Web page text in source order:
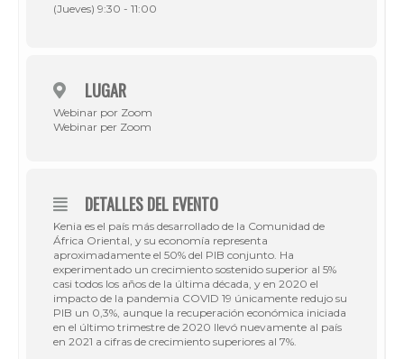
(Jueves) 9:30 - 11:00
LUGAR
Webinar por Zoom
Webinar per Zoom
DETALLES DEL EVENTO
Kenia es el país más desarrollado de la Comunidad de
África Oriental, y su economía representa
aproximadamente el 50% del PIB conjunto. Ha
experimentado un crecimiento sostenido superior al 5%
casi todos los años de la última década, y en 2020 el
impacto de la pandemia COVID 19 únicamente redujo su
PIB un 0,3%, aunque la recuperación económica iniciada
en el último trimestre de 2020 llevó nuevamente al país
en 2021 a cifras de crecimiento superiores al 7%.